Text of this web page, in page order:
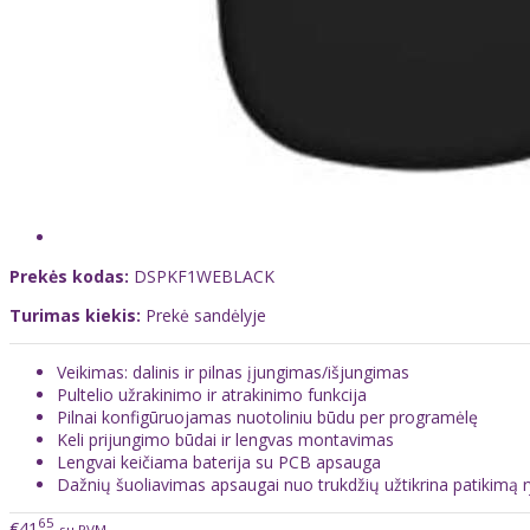
Prekės kodas: DSPKF1WEBLACK
Turimas kiekis: Prekė sandėlyje
Veikimas: dalinis ir pilnas įjungimas/išjungimas
Pultelio užrakinimo ir atrakinimo funkcija
Pilnai konfigūruojamas nuotoliniu būdu per programėlę
Keli prijungimo būdai ir lengvas montavimas
Lengvai keičiama baterija su PCB apsauga
Dažnių šuoliavimas apsaugai nuo trukdžių užtikrina patikimą
65